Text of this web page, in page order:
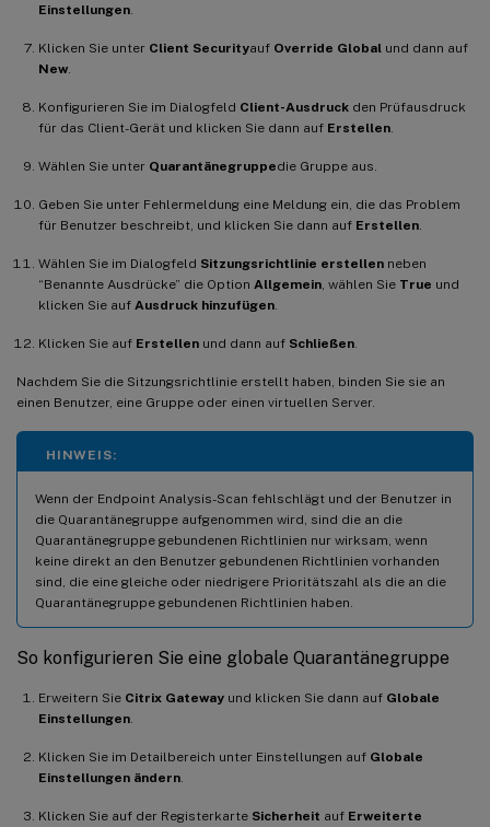
Einstellungen
Klicken Sie unter Client Securityauf Override Global und dann auf
New
Konfigurieren Sie im Dialogfeld Client-Ausdruck den Prüfausdruck
für das Client-Gerät und klicken Sie dann auf Erstellen
Wählen Sie unter Quarantänegruppedie Gruppe aus.
Geben Sie unter Fehlermeldung eine Meldung ein, die das Problem
für Benutzer beschreibt, und klicken Sie dann auf Erstellen
Wählen Sie im Dialogfeld Sitzungsrichtlinie erstellen neben
“Benannte Ausdrücke” die Option Allgemein , wählen Sie True und
klicken Sie auf Ausdruck hinzufügen
Klicken Sie auf Erstellen und dann auf Schließen
Nachdem Sie die Sitzungsrichtlinie erstellt haben, binden Sie sie an
einen Benutzer, eine Gruppe oder einen virtuellen Server.
HINWEIS:
Wenn der Endpoint Analysis-Scan fehlschlägt und der Benutzer in
die Quarantänegruppe aufgenommen wird, sind die an die
Quarantänegruppe gebundenen Richtlinien nur wirksam, wenn
keine direkt an den Benutzer gebundenen Richtlinien vorhanden
sind, die eine gleiche oder niedrigere Prioritätszahl als die an die
Quarantänegruppe gebundenen Richtlinien haben.
So konfigurieren Sie eine globale Quarantänegruppe
Erweitern Sie Citrix Gateway und klicken Sie dann auf Globale
Einstellungen
Klicken Sie im Detailbereich unter Einstellungen auf Globale
Einstellungen ändern
Klicken Sie auf der Registerkarte Sicherheit auf Erweiterte